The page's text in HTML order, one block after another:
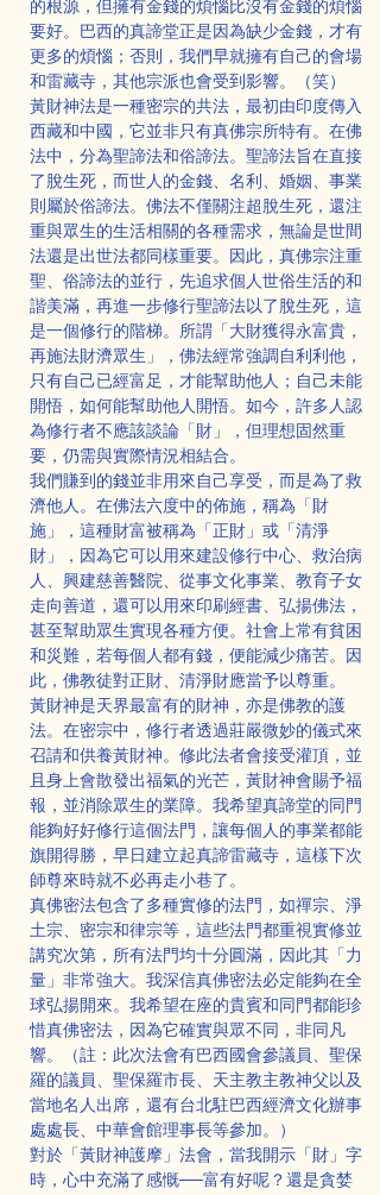
的根源，但擁有金錢的煩惱比沒有金錢的煩惱
要好。巴西的真諦堂正是因為缺少金錢，才有
更多的煩惱；否則，我們早就擁有自己的會場
和雷藏寺，其他宗派也會受到影響。（笑）
黃財神法是一種密宗的共法，最初由印度傳入
西藏和中國，它並非只有真佛宗所特有。在佛
法中，分為聖諦法和俗諦法。聖諦法旨在直接
了脫生死，而世人的金錢、名利、婚姻、事業
則屬於俗諦法。佛法不僅關注超脫生死，還注
重與眾生的生活相關的各種需求，無論是世間
法還是出世法都同樣重要。因此，真佛宗注重
聖、俗諦法的並行，先追求個人世俗生活的和
諧美滿，再進一步修行聖諦法以了脫生死，這
是一個修行的階梯。所謂「大財獲得永富貴，
再施法財濟眾生」，佛法經常強調自利利他，
只有自己已經富足，才能幫助他人；自己未能
開悟，如何能幫助他人開悟。如今，許多人認
為修行者不應該談論「財」，但理想固然重
要，仍需與實際情況相結合。
我們賺到的錢並非用來自己享受，而是為了救
濟他人。在佛法六度中的佈施，稱為「財
施」，這種財富被稱為「正財」或「清淨
財」，因為它可以用來建設修行中心、救治病
人、興建慈善醫院、從事文化事業、教育子女
走向善道，還可以用來印刷經書、弘揚佛法，
甚至幫助眾生實現各種方便。社會上常有貧困
和災難，若每個人都有錢，便能減少痛苦。因
此，佛教徒對正財、清淨財應當予以尊重。
黃財神是天界最富有的財神，亦是佛教的護
法。在密宗中，修行者透過莊嚴微妙的儀式來
召請和供養黃財神。修此法者會接受灌頂，並
且身上會散發出福氣的光芒，黃財神會賜予福
報，並消除眾生的業障。我希望真諦堂的同門
能夠好好修行這個法門，讓每個人的事業都能
旗開得勝，早日建立起真諦雷藏寺，這樣下次
師尊來時就不必再走小巷了。
真佛密法包含了多種實修的法門，如禪宗、淨
土宗、密宗和律宗等，這些法門都重視實修並
講究次第，所有法門均十分圓滿，因此其「力
量」非常強大。我深信真佛密法必定能夠在全
球弘揚開來。我希望在座的貴賓和同門都能珍
惜真佛密法，因為它確實與眾不同，非同凡
響。（註：此次法會有巴西國會參議員、聖保
羅的議員、聖保羅市長、天主教主教神父以及
當地名人出席，還有台北駐巴西經濟文化辦事
處處長、中華會館理事長等參加。）
對於「黃財神護摩」法會，當我開示「財」字
時，心中充滿了感慨──富有好呢？還是貪婪